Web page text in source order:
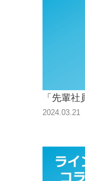
「先輩
2024.03.21